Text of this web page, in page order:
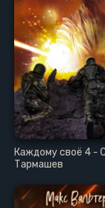
Каждому своё 4 -
Тармашев